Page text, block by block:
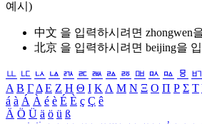
예시)
中文 을 입력하시려면 zhongwen
北京 을 입력하시려면 beijing을
ㅥ ㅦ ㅧ ㅨ ㅩ ㅪ ㅫ ㅬ ㅭ ㅮ ㅯ ㅰ ㅱ ㅲ
Α Β ΓΔ Ε Ζ Η Θ Ι ΚΛ Μ Ν Ξ Ο Π Ρ Σ Τ
á à Á À é è É È ç Ç ê
Ä Ö Ü ä ö ü ß